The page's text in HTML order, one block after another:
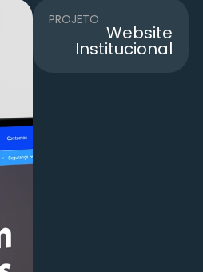
PROJETO
Website
Institucional